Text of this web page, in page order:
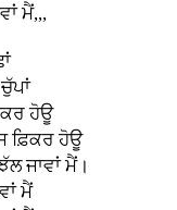
ਮੈਂ,,,
ਹੋਊ
ਫ਼ਿਕਰ ਹੋਊ
ਜਾਵਾਂ ਮੈਂ।
ਮੈਂ